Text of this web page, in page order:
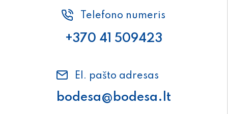
Telefono numeris
+370 41 509423
El. pašto adresas
bodesa@bodesa.lt